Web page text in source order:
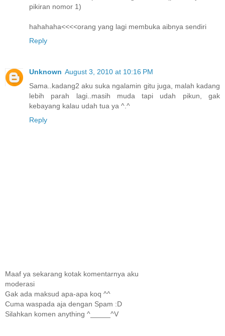
pikiran nomor 1)
hahahaha<<<<orang yang lagi membuka aibnya sendiri
Reply
Unknown August 3, 2010 at 10:16 PM
Sama..kadang2 aku suka ngalamin gitu juga, malah kadang
lebih parah lagi..masih muda tapi udah pikun, gak
kebayang kalau udah tua ya ^.^
Reply
Maaf ya sekarang kotak komentarnya aku
moderasi
Gak ada maksud apa-apa koq ^^
Cuma waspada aja dengan Spam :D
Silahkan komen anything ^_____^V